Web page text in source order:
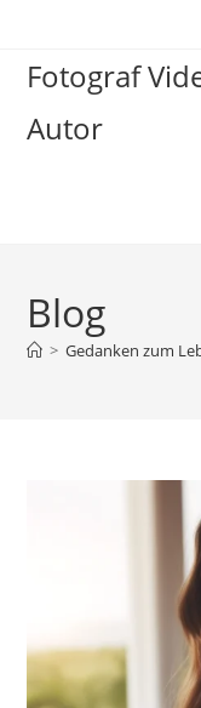
springen
Fotograf
Autor
Blog
> Gedanken zum